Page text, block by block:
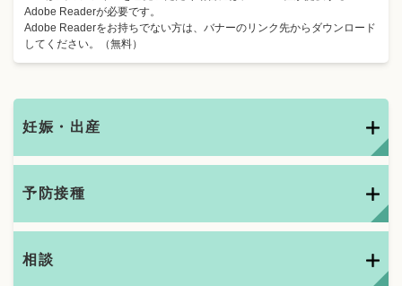
Adobe Readerが必要です。
Adobe Readerをお持ちでない方は、バナーのリンク先からダウンロード
してください。（無料）
妊娠・出産
予防接種
相談